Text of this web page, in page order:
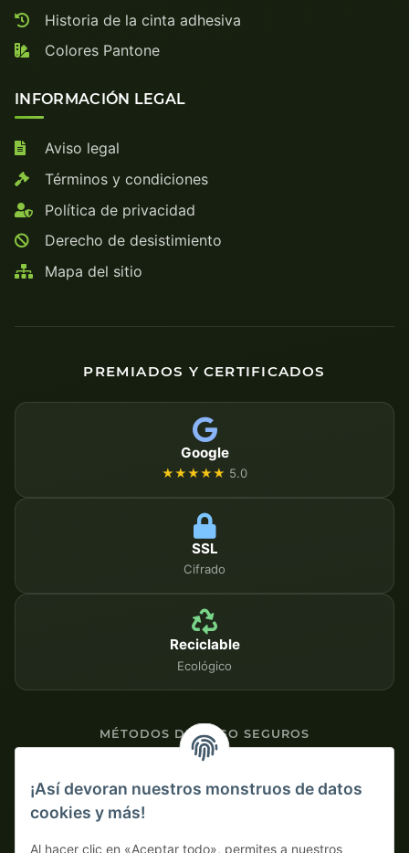
Historia de la cinta adhesiva
Colores Pantone
INFORMACIÓN LEGAL
Aviso legal
Términos y condiciones
Política de privacidad
Derecho de desistimiento
Mapa del sitio
PREMIADOS Y CERTIFICADOS
Google
★★★★★ 5.0
SSL
Cifrado
Reciclable
Ecológico
MÉTODOS DE PAGO SEGUROS
Pago por adelantado con descuento
¡Así devoran nuestros monstruos de datos
cookies y más!
Al hacer clic en «Aceptar todo», permites a nuestros